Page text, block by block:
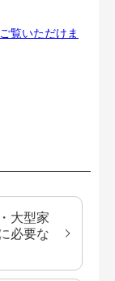
覧いただけま
大型家
必要な